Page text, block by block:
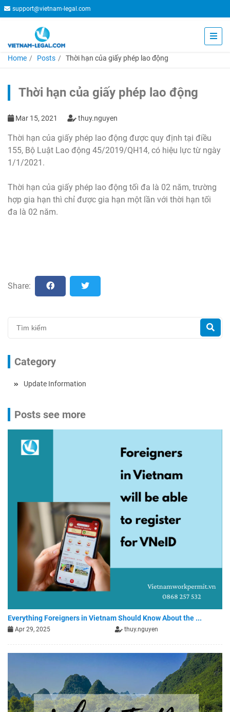
support@vietnam-legal.com
Home Posts Thời hạn của giấy phép lao động
Thời hạn của giấy phép lao động
Mar 15, 2021 thuy.nguyen
Thời hạn của giấy phép lao động được quy định tại điều
155, Bộ Luật Lao động 45/2019/QH14, có hiệu lực từ ngày
1/1/2021.
Thời hạn của giấy phép lao động tối đa là 02 năm, trường
hợp gia hạn thì chỉ được gia hạn một lần với thời hạn tối
đa là 02 năm.
Share:
Category
Update Information
Posts see more
Everything Foreigners in Vietnam Should Know About the ...
Apr 29, 2025 thuy.nguyen